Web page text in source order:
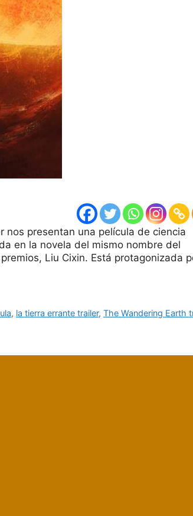
nos presentan una película de ciencia
en la novela del mismo nombre del
Liu Cixin. Está protagonizada
, la tierra errante trailer,The Wandering Earth